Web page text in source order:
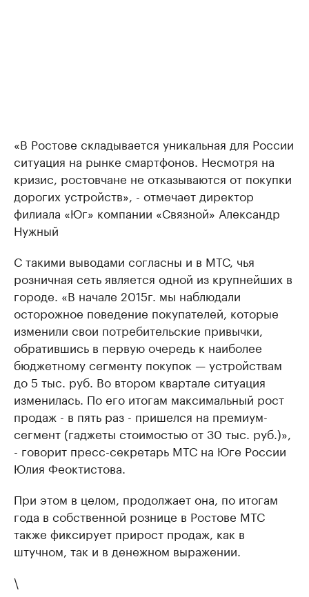
«В Ростове складывается уникальная для России
ситуация на рынке смартфонов. Несмотря на
кризис, ростовчане не отказываются от покупки
дорогих устройств», - отмечает директор
филиала «Юг» компании «Связной» Александр
Нужный
С такими выводами согласны и в МТС, чья
розничная сеть является одной из крупнейших в
городе. «В начале 2015г. мы наблюдали
осторожное поведение покупателей, которые
изменили свои потребительские привычки,
обратившись в первую очередь к наиболее
бюджетному сегменту покупок — устройствам
до 5 тыс. руб. Во втором квартале ситуация
изменилась. По его итогам максимальный рост
продаж - в пять раз - пришелся на премиум-
сегмент (гаджеты стоимостью от 30 тыс. руб.)»,
- говорит пресс-секретарь МТС на Юге России
Юлия Феоктистова.
При этом в целом, продолжает она, по итогам
года в собственной рознице в Ростове МТС
также фиксирует прирост продаж, как в
штучном, так и в денежном выражении.
\